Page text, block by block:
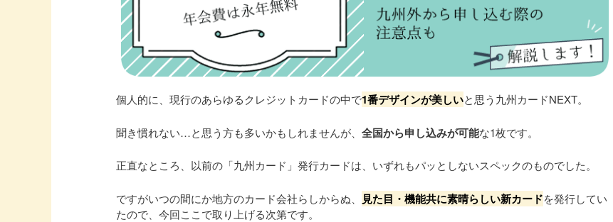
個人的に、現行のあらゆるクレジットカードの中で1番デザインが美しいと思う九州カードNEXT。
聞き慣れない…と思う方も多いかもしれませんが、全国から申し込みが可能な1枚です。
正直なところ、以前の「九州カード」発行カードは、いずれもパッとしないスペックのものでした。
ですがいつの間にか地方のカード会社らしからぬ、 見た目・機能共に素晴らしい新カードを発行してい
たので、今回ここで取り上げる次第です。